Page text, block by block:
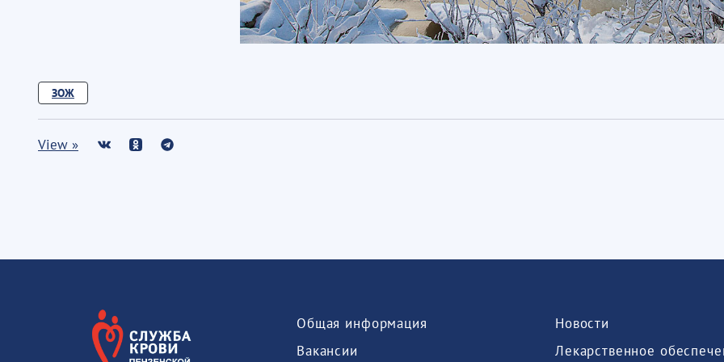
ЗОЖ
View »
Общая информация
Вакансии
Новости
Лекарственное